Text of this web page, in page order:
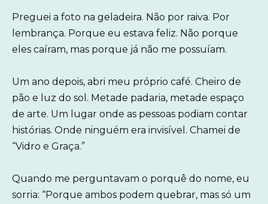
Preguei a foto na geladeira. Não por raiva. Por
lembrança. Porque eu estava feliz. Não porque
eles caíram, mas porque já não me possuíam.
Um ano depois, abri meu próprio café. Cheiro de
pão e luz do sol. Metade padaria, metade espaço
de arte. Um lugar onde as pessoas podiam contar
histórias. Onde ninguém era invisível. Chamei de
“Vidro e Graça.”
Quando me perguntavam o porquê do nome, eu
sorria: “Porque ambos podem quebrar, mas só um